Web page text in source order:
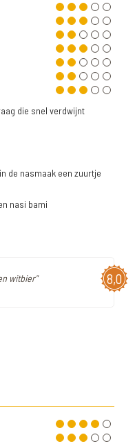
die snel verdwijnt
de nasmaak een zuurtje
nasi bami
8,0
witbier"